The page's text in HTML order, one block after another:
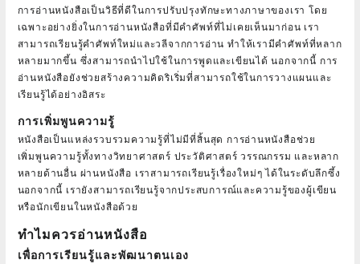
การอ่านหนังสือเป็นวิธีที่ดีในการปรับปรุงทักษะทางภาษาของเรา โดย
เฉพาะอย่างยิ่งในการอ่านหนังสือที่มีคำศัพท์ที่ไม่เคยเห็นมาก่อน เรา
สามารถเรียนรู้คำศัพท์ใหม่และวลีจากการอ่าน ทำให้เรามีคำศัพท์ที่หลาก
หลายมากขึ้น ซึ่งสามารถนำไปใช้ในการพูดและเขียนได้ นอกจากนี้ การ
อ่านหนังสือยังช่วยสร้างความคิดริเริ่มที่สามารถใช้ในการวางแผนและ
เรียนรู้ได้อย่างอิสระ
การเพิ่มพูนความรู้
หนังสือเป็นแหล่งรวบรวมความรู้ที่ไม่มีที่สิ้นสุด การอ่านหนังสือช่วย
เพิ่มพูนความรู้ทั้งทางวิทยาศาสตร์ ประวัติศาสตร์ วรรณกรรม และหลาก
หลายด้านอื่น ผ่านหนังสือ เราสามารถเรียนรู้เรื่องใหม่ๆ ได้ในระดับลึกซึ้ง
นอกจากนี้ เรายังสามารถเรียนรู้จากประสบการณ์และความรู้ของผู้เขียน
หรือนักเขียนในหนังสือด้วย
ทำไมควรอ่านหนังสือ
เพื่อการเรียนรู้และพัฒนาตนเอง